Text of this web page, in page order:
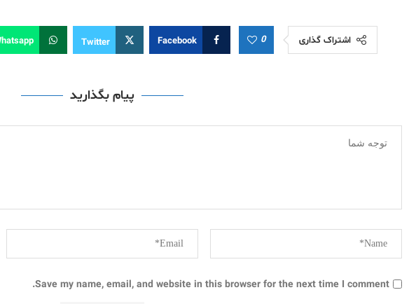
اشتراک گذاری 0
Facebook
Twitter
پیام بگذارید
Save my name, email, and website in this browser for the next time I comment.